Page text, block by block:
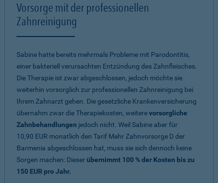
Vorsorge mit der professionellen
Zahnreinigung
Sabine hatte bereits mehrmals Probleme mit Parodontitis,
einer bakteriell verursachten Entzündung des Zahnfleisches.
Die Therapie ist zwar abgeschlossen, jedoch möchte sie
weiterhin vorsorglich zur professionellen Zahnreinigung bei
Ihrem Zahnarzt gehen. Die gesetzliche Krankenversicherung
übernahm zwar die Therapiekosten, weiterevorsorgliche
Zahnbehandlungen jedoch nicht. Weil Sabine aber für
10,90 EUR monatlich den Tarif Mehr Zahnvorsorge D der
Barmenia abgeschlossen hat, muss sie sich dennoch keine
Sorgen machen: Dieser übernimmt 100 % der Kosten bis zu
150 EUR pro Jahr.